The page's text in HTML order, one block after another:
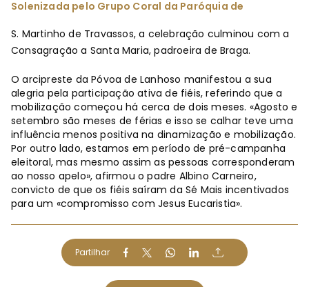
Solenizada pelo Grupo Coral da Paróquia de
S. Martinho de Travassos, a celebração culminou com a
Consagração a Santa Maria, padroeira de Braga.
O arcipreste da Póvoa de Lanhoso manifestou a sua
alegria pela participação ativa de fiéis, referindo que a
mobilização começou há cerca de dois meses. «Agosto e
setembro são meses de férias e isso se calhar teve uma
influência menos positiva na dinamização e mobilização.
Por outro lado, estamos em período de pré-campanha
eleitoral, mas mesmo assim as pessoas corresponderam
ao nosso apelo», afirmou o padre Albino Carneiro,
convicto de que os fiéis saíram da Sé Mais incentivados
para um «compromisso com Jesus Eucaristia».
Partilhar